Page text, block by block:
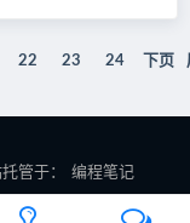
22 23 24 下页
管于：
编程笔记